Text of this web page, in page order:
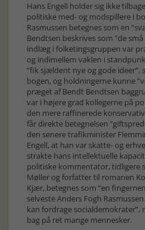
Hans Engell holder sig ikke
politiske med- og modspillere i
Rasmussen betegnes som en
Bendtsen beskrives som ”de
indlæg i folketingsgruppen var
og indimellem vaklen i
”fik sjældent nye og gode ideer”,
bogen, og holdningerne kunne
præget af Bendt Bendtsen
var i højere grad kollegerne på
den mere raffinerede
får direkte betegnelsen
den senere trafikminister
Engell, at han var skatte- og
strakte hans intellektuelle
politiske kommentator, tidligere
Møller og forfatter til romanen
Kjær, betegnes som ”en
selveste Anders Fogh
kan fordrage
bag på ret mange mennesker.